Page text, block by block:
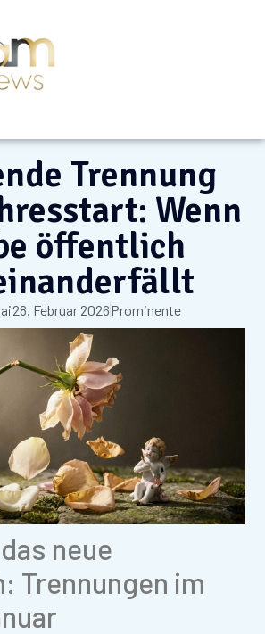
Trennung
Wenn
öffentlich
28. Februar 2026Prominente
neue
Trennungen im